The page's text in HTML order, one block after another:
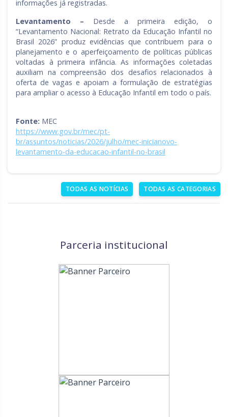
informações já registradas.
Levantamento – Desde a primeira edição, o
“Levantamento Nacional: Retrato da Educação Infantil no
Brasil 2026” produz evidências que contribuem para o
planejamento e o aperfeiçoamento de políticas públicas
voltadas à primeira infância. As informações coletadas
auxiliam na compreensão dos desafios relacionados à
oferta de vagas e apoiam a formulação de estratégias
para ampliar o acesso à Educação Infantil em todo o país.
Fonte: MEC
https://www.gov.br/mec/pt-
br/assuntos/noticias/2026/julho/mec-inicianovo-
levantamento-da-educacao-infantil-no-brasil
TODAS AS NOTÍCIAS TODAS AS CATEGORIAS
Parceria institucional